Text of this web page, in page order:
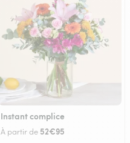
Instant complice
À partir de 52€95